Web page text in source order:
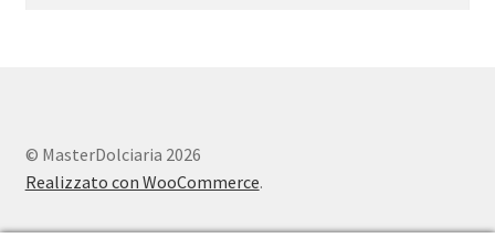
© MasterDolciaria 2026
Realizzato con WooCommerce.